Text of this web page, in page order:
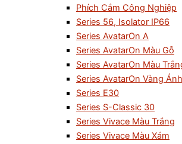
Phích Cắm Công Nghiệp
Series 56, Isolator IP66
Series AvatarOn A
Series AvatarOn Màu Gỗ
Series AvatarOn Màu
Series AvatarOn Vàng
Series E30
Series S-Classic 30
Series Vivace Màu Trắng
Series Vivace Màu Xám